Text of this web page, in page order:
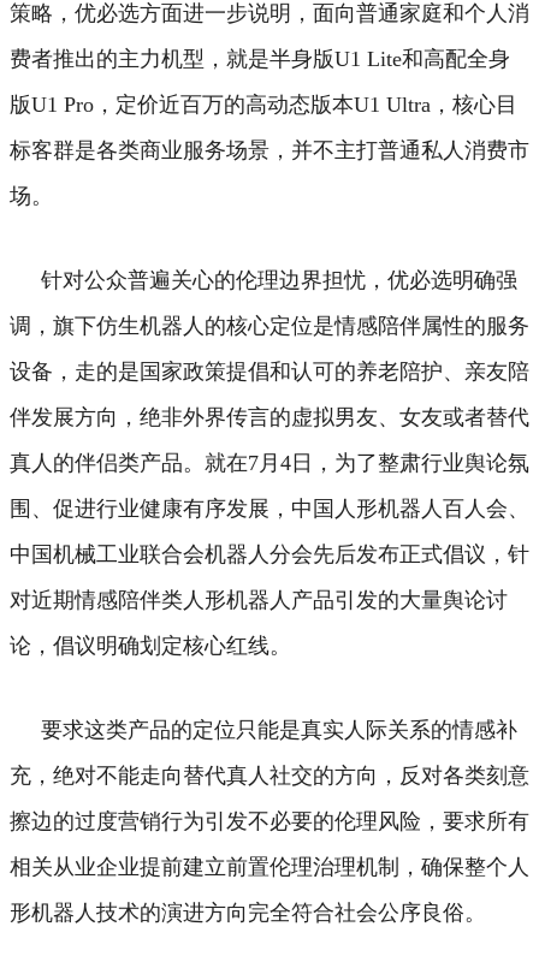
策略，优必选方面进一步说明，面向普通家庭和个人消
费者推出的主力机型，就是半身版U1 Lite和高配全身
版U1 Pro，定价近百万的高动态版本U1 Ultra，核心目
标客群是各类商业服务场景，并不主打普通私人消费市
场。
针对公众普遍关心的伦理边界担忧，优必选明确强
调，旗下仿生机器人的核心定位是情感陪伴属性的服务
设备，走的是国家政策提倡和认可的养老陪护、亲友陪
伴发展方向，绝非外界传言的虚拟男友、女友或者替代
真人的伴侣类产品。就在7月4日，为了整肃行业舆论氛
围、促进行业健康有序发展，中国人形机器人百人会、
中国机械工业联合会机器人分会先后发布正式倡议，针
对近期情感陪伴类人形机器人产品引发的大量舆论讨
论，倡议明确划定核心红线。
要求这类产品的定位只能是真实人际关系的情感补
充，绝对不能走向替代真人社交的方向，反对各类刻意
擦边的过度营销行为引发不必要的伦理风险，要求所有
相关从业企业提前建立前置伦理治理机制，确保整个人
形机器人技术的演进方向完全符合社会公序良俗。